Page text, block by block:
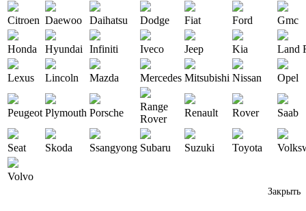
Citroen Daewoo Daihatsu Dodge Fiat Ford Gmc
Honda Hyundai Infiniti Iveco Jeep Kia Land
Lexus Lincoln Mazda Mercedes Mitsubishi Nissan Opel
Peugeot Plymouth Porsche
Range
Rover
Renault Rover Saab
Seat Skoda Ssangyong Subaru Suzuki Toyota
Volvo
Закрыть